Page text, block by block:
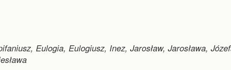
Eulogia, Eulogiusz, Inez, Jarosław, Jarosława,